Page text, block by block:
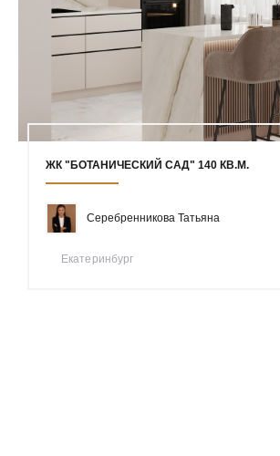
ЖК "БОТАНИЧЕСКИЙ САД" 140 КВ.М.
Серебренникова Татьяна
Екатеринбург